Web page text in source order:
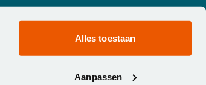
Alles toestaan
Aanpassen